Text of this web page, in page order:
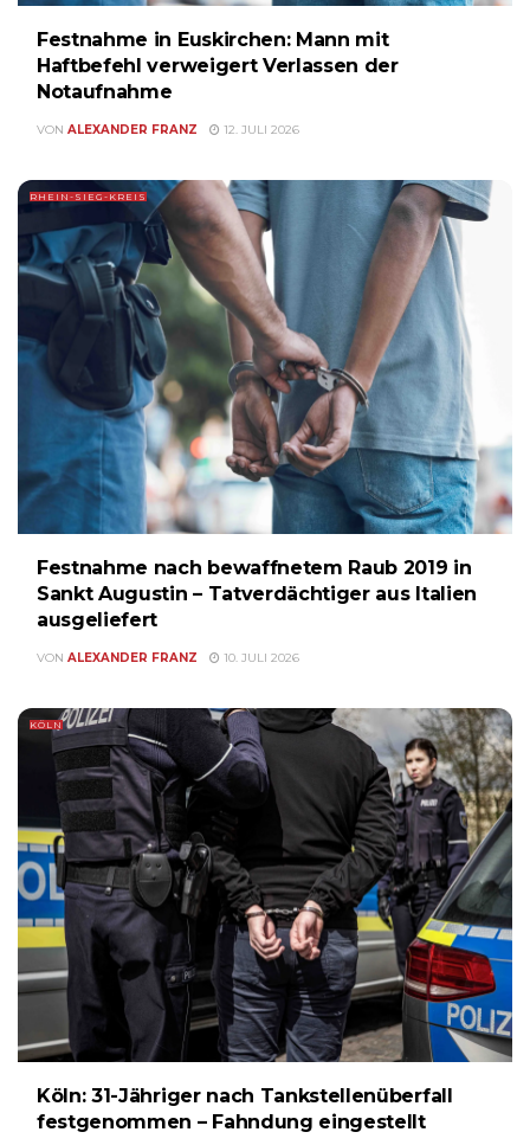
Festnahme in Euskirchen: Mann mit
Haftbefehl verweigert Verlassen der
Notaufnahme
VON ALEXANDER FRANZ 12. JULI 2026
RHEIN-SIEG-KREIS
Festnahme nach bewaffnetem Raub 2019 in
Sankt Augustin – Tatverdächtiger aus Italien
ausgeliefert
VON ALEXANDER FRANZ 10. JULI 2026
KÖLN
Köln: 31-Jähriger nach Tankstellenüberfall
festgenommen – Fahndung eingestellt